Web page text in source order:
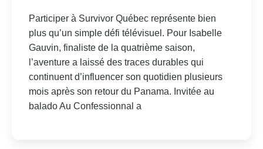
Participer à Survivor Québec représente bien
plus qu’un simple défi télévisuel. Pour Isabelle
Gauvin, finaliste de la quatrième saison,
l’aventure a laissé des traces durables qui
continuent d’influencer son quotidien plusieurs
mois après son retour du Panama. Invitée au
balado Au Confessionnal a